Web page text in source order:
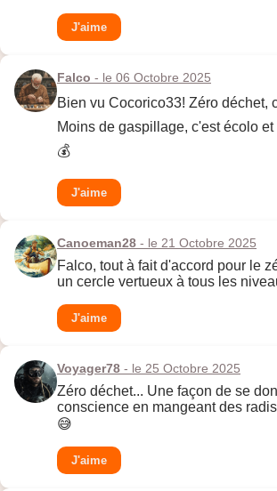
J'aime
Falco - le 06 Octobre 2025
Bien vu Cocorico33! Zéro déchet,
Moins de gaspillage, c'est écolo
💰
J'aime
Canoeman28 - le 21 Octobre 2025
Falco, tout à fait d'accord pour le
un cercle vertueux à tous les
J'aime
Voyager78 - le 25 Octobre 2025
Zéro déchet... Une façon de se
conscience en mangeant des
😅
J'aime